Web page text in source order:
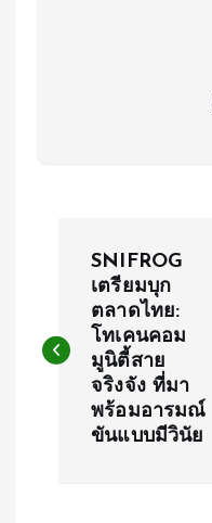
s
SNIFROG
เตรียมบุก
ตลาดไทย:
โทเคนคอม
มูนิตี้สาย
จริงจัง ที่มา
พร้อมอารมณ์
ขันแบบมีวินัย